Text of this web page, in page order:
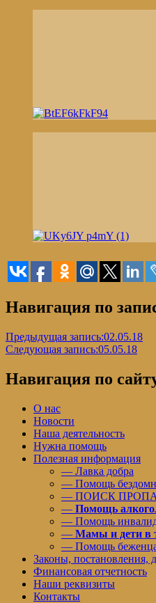
Навигация по
Предыдущая запись:02.05.18
Следующая запись:05.05.18
Навигация по
О нас
Новости
Наша деятельность
Нужна помощь
Полезная информация
— Лавка добра
— Помощь
— ПОИСК
— Помощь
— Помощь
— Мамы и дети в
— Помощь
Законы, постановления,
Финансовая отчетность
Наши реквизиты
Контакты